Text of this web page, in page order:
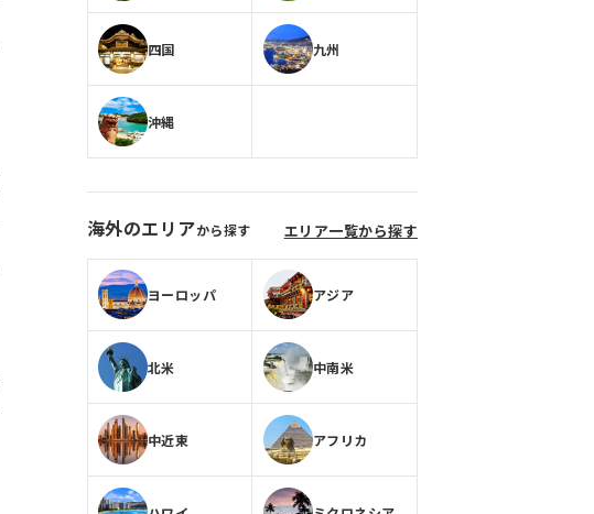
四国 九州
沖縄
海外のエリアから探す エリア一覧から探す
ヨーロッパ アジア
北米 中南米
中近東 アフリカ